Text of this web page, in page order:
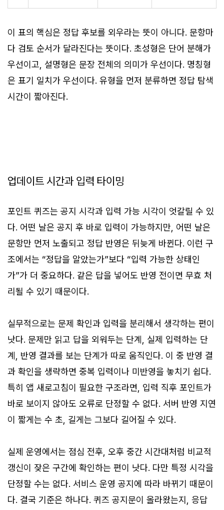
이 표의 핵심은 정답 후보를 외우라는 뜻이 아니다. 문항마
다 검토 순서가 달라진다는 뜻이다. 초성형은 단어 분해가
우선이고, 설명형은 문장 전체의 의미가 우선이다. 명칭형
은 표기 일치가 우선이다. 유형을 먼저 분류하면 정답 탐색
시간이 짧아진다.
업데이트 시간과 입력 타이밍
포인트 퀴즈는 공지 시각과 입력 가능 시각이 엇갈릴 수 있
다. 어떤 날은 공지 후 바로 입력이 가능하지만, 어떤 날은
문항만 먼저 노출되고 정답 반영은 뒤늦게 바뀐다. 이런 구
조에서는 “정답을 알았는가”보다 “입력 가능한 상태인
가”가 더 중요하다. 같은 답을 넣어도 반영 전이면 무효 처
리될 수 있기 때문이다.
실무적으로는 문제 확인과 입력을 분리해서 생각하는 편이
낫다. 문제만 읽고 답을 외워두는 단계, 실제 입력하는 단
계, 반영 결과를 보는 단계가 따로 움직인다. 이 중 반영 결
과 확인을 생략하면 중복 입력이나 미반영을 놓치기 쉽다.
특히 앱 새로고침이 필요한 구조라면, 입력 직후 포인트가
바로 보이지 않아도 오류로 단정할 수 없다. 서버 반영 지연
이 짧게는 수 초, 길게는 그보다 길어질 수 있다.
실제 운영에서는 점심 전후, 오후 중간 시간대처럼 비교적
갱신이 잦은 구간에 확인하는 편이 낫다. 다만 특정 시각을
단정할 수는 없다. 서비스 운영 공지에 따라 바뀌기 때문이
다. 결국 기준은 하나다. 퀴즈 공지문이 올라왔는지, 응답